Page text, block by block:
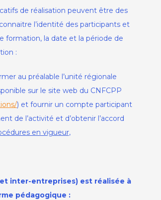
de réalisation peuvent être des
l’identité des participants et
formation, la date et la période de
:
au préalable l’unité régionale
sur le site web du CNFCPP
) et fournir un compte participant
de l’activité et d’obtenir l’accord
en vigueur,
inter-entreprises) est réalisée à
pédagogique :